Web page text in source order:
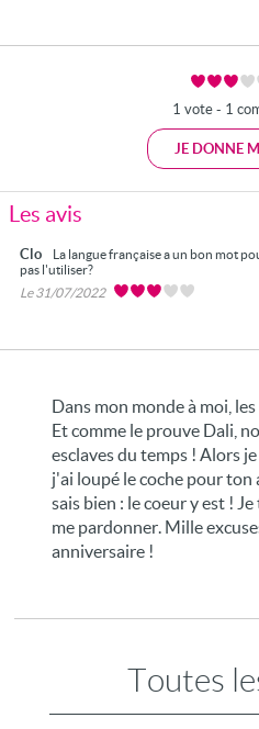
1 vote - 1
JE DONNE
Les avis
Clo
La langue française a un bon mot
pas l'utiliser?
Le 31/07/2022
Dans mon monde à moi,
Et comme le prouve Dali,
esclaves du temps ! Alors
j'ai loupé le coche pour ton
sais bien : le coeur y est !
me pardonner. Mille
anniversaire !
Toutes